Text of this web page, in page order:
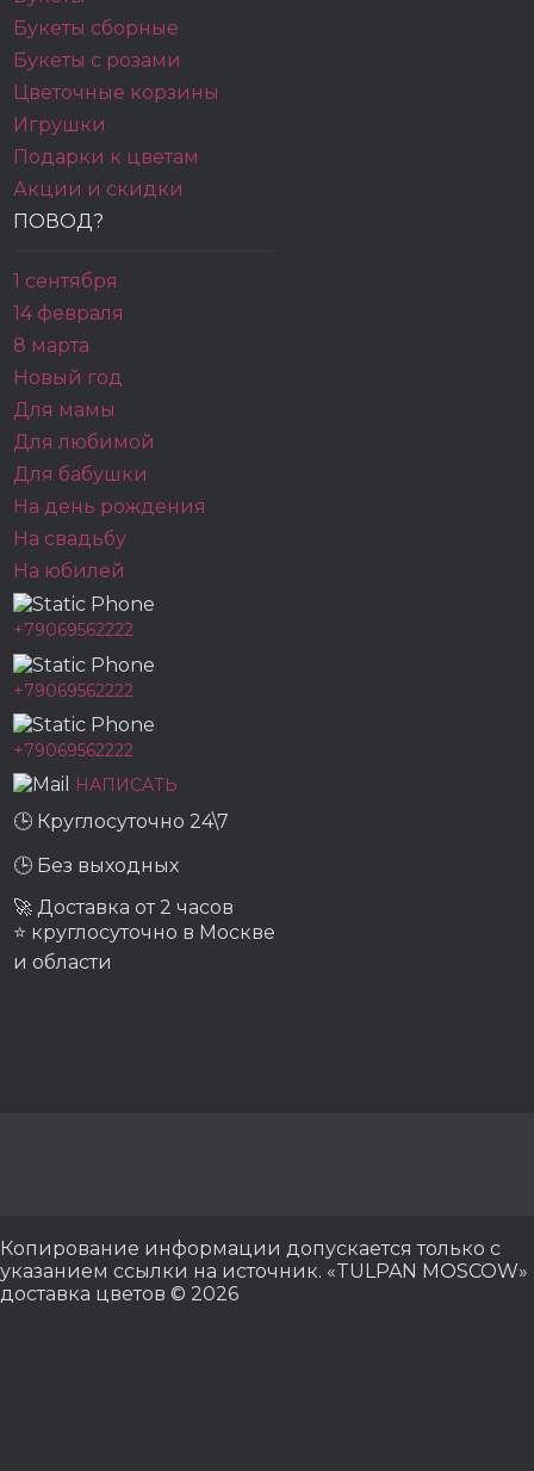
Букеты сборные
Букеты с розами
Цветочные корзины
Игрушки
Подарки к цветам
Акции и скидки
ПОВОД?
1 сентября
14 февраля
8 марта
Новый год
Для мамы
Для любимой
Для бабушки
На день рождения
На свадьбу
На юбилей
+79069562222
+79069562222
+79069562222
НАПИСАТЬ
🕒 Круглосуточно 24\7
🕒 Без выходных
🚀 Доставка от 2 часов
⭐ круглосуточно в Москве
и области
Копирование информации допускается только с
указанием ссылки на источник. «TULPAN MOSCOW»
доставка цветов © 2026